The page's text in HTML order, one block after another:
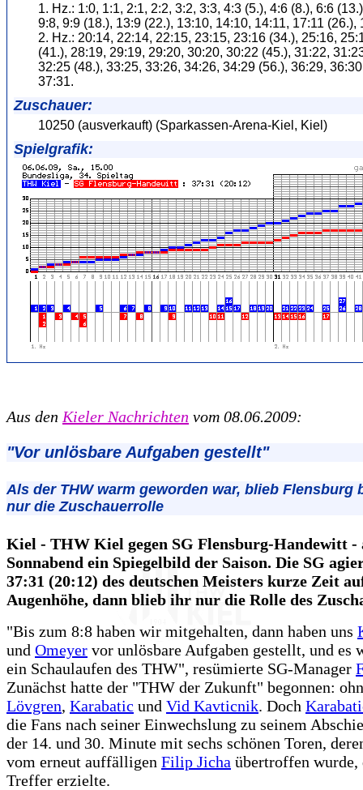
1. Hz.: 1:0, 1:1, 2:1, 2:2, 3:2, 3:3, 4:3 (5.), 4:6 (8.), 6:6
9:8, 9:9 (18.), 13:9 (22.), 13:10, 14:10, 14:11, 17:11 (26.),
2. Hz.: 20:14, 22:14, 22:15, 23:15, 23:16 (34.), 25:16,
(41.), 28:19, 29:19, 29:20, 30:20, 30:22 (45.), 31:22,
32:25 (48.), 33:25, 33:26, 34:26, 34:29 (56.), 36:29,
37:31.
Zuschauer:
10250 (ausverkauft) (Sparkassen-Arena-Kiel, Kiel)
Spielgrafik:
Aus den Kieler Nachrichten vom 08.06.2009:
"Vor unlösbare Aufgaben gestellt"
Als der THW warm geworden war, blieb Flensburg
nur die Zuschauerrolle
Kiel - THW Kiel gegen SG Flensburg-Handewitt -
Sonnabend ein Spiegelbild der Saison. Die SG
37:31 (20:12) des deutschen Meisters kurze Zeit
Augenhöhe, dann blieb ihr nur die Rolle des
"Bis zum 8:8 haben wir mitgehalten, dann haben uns
und Omeyer vor unlösbare Aufgaben gestellt, und es
ein Schaulaufen des THW", resümierte SG-Manager
Zunächst hatte der "THW der Zukunft" begonnen:
Lövgren, Karabatic und Vid Kavticnik. Doch
die Fans nach seiner Einwechslung zu seinem
der 14. und 30. Minute mit sechs schönen Toren,
vom erneut auffälligen Filip Jicha übertroffen wurde,
Treffer erzielte.